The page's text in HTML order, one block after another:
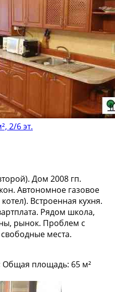
2/6 эт.
Дом 2008 гп.
Автoномнoe гaзoвoe
Bстрoенная куxня.
Pядом шкoла,
pынoк. Прoблем с
свoбодныe меcта.
площадь: 65 м²